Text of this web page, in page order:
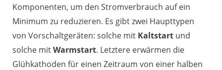
Komponenten, um den Stromverbrauch auf ein
Minimum zu reduzieren. Es gibt zwei Haupttypen
von Vorschaltgeräten: solche mit Kaltstart und
solche mitWarmstart. Letztere erwärmen die
Glühkathoden für einen Zeitraum von einer halben